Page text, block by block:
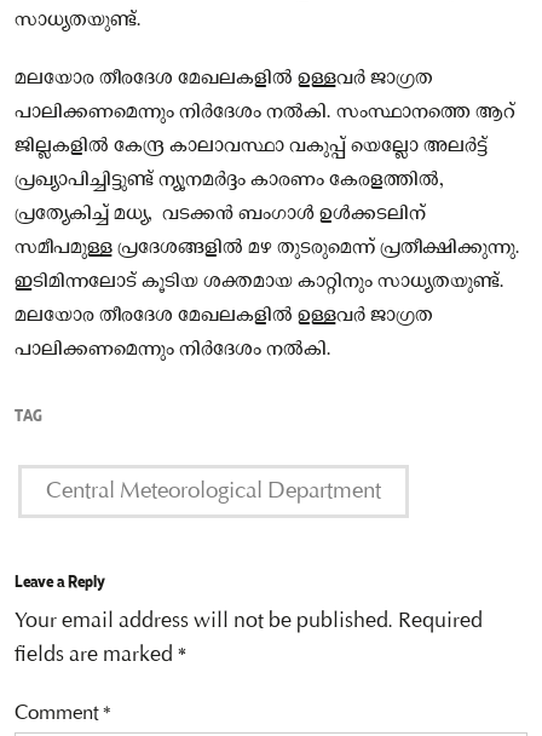
സാധ്യതയുണ്ട്.
മലയോര തീരദേശ മേഖലകളില്‍ ഉള്ളവർ ജാഗ്രത
പാലിക്കണമെന്നും നിർദേശം നല്‍കി. സംസ്ഥാനത്തെ ആറ്
ജില്ലകളിൽ കേന്ദ്ര കാലാവസ്ഥാ വകുപ്പ് യെല്ലോ അലർട്ട്
പ്രഖ്യാപിച്ചിട്ടുണ്ട് ന്യൂനമർദ്ദം കാരണം കേരളത്തിൽ,
പ്രത്യേകിച്ച് മധ്യ, വടക്കൻ ബംഗാൾ ഉൾക്കടലിന്
സമീപമുള്ള പ്രദേശങ്ങളിൽ മഴ തുടരുമെന്ന് പ്രതീക്ഷിക്കുന്നു.
ഇടിമിന്നലോട് കൂടിയ ശക്തമായ കാറ്റിനും സാധ്യതയുണ്ട്.
മലയോര തീരദേശ മേഖലകളില്‍ ഉള്ളവർ ജാഗ്രത
പാലിക്കണമെന്നും നിർദേശം നല്‍കി.
TAG
Central Meteorological Department
Leave a Reply
Your email address will not be published. Required
fields are marked *
Comment*